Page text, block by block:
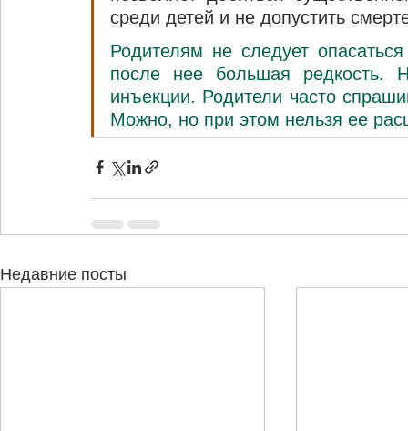
среди детей и не допустить
Родителям не следует
после нее большая редкость.
инъекции. Родители часто
Можно, но при этом нельзя ее
Недавние посты